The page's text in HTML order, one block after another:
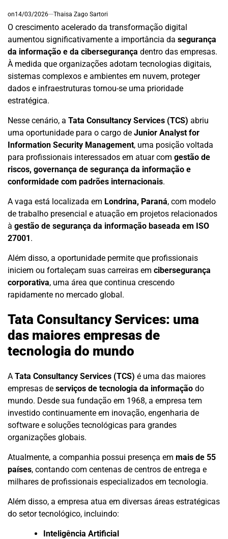
on14/03/2026 Thaisa Zago Sartori
O crescimento acelerado da transformação digital
aumentou significativamente a importância da segurança
da informação e da cibersegurança dentro das empresas.
À medida que organizações adotam tecnologias digitais,
sistemas complexos e ambientes em nuvem, proteger
dados e infraestruturas tornou-se uma prioridade
estratégica.
Nesse cenário, a Tata Consultancy Services (TCS) abriu
uma oportunidade para o cargo de Junior Analyst for
Information Security Management, uma posição voltada
para profissionais interessados em atuar com gestão de
riscos, governança de segurança da informação e
conformidade com padrões internacionais.
A vaga está localizada em Londrina, Paraná, com modelo
de trabalho presencial e atuação em projetos relacionados
à gestão de segurança da informação baseada em ISO
27001.
Além disso, a oportunidade permite que profissionais
iniciem ou fortaleçam suas carreiras em cibersegurança
corporativa, uma área que continua crescendo
rapidamente no mercado global.
Tata Consultancy Services: uma
das maiores empresas de
tecnologia do mundo
A Tata Consultancy Services (TCS) é uma das maiores
empresas de serviços de tecnologia da informação do
mundo. Desde sua fundação em 1968, a empresa tem
investido continuamente em inovação, engenharia de
software e soluções tecnológicas para grandes
organizações globais.
Atualmente, a companhia possui presença em mais de 55
países, contando com centenas de centros de entrega e
milhares de profissionais especializados em tecnologia.
Além disso, a empresa atua em diversas áreas estratégicas
do setor tecnológico, incluindo:
Inteligência Artificial